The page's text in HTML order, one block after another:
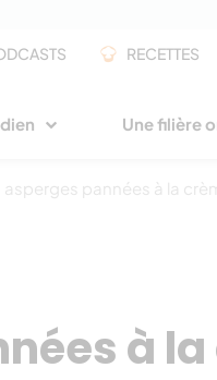
RECETTES
Une filière
pannées à la
à